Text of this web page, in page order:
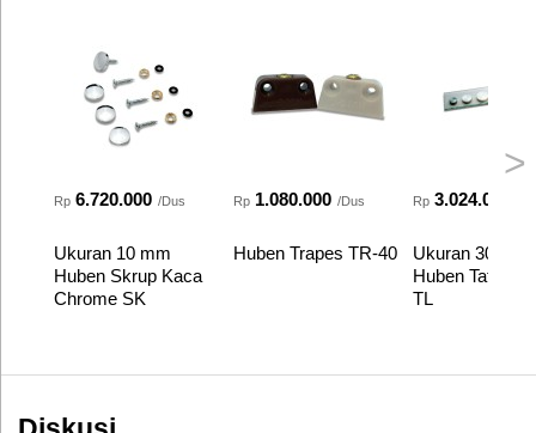
>
Rp 6.720.000 /Dus
Ukuran 10 mm
Huben Skrup Kaca
Chrome SK
Rp 1.080.000 /Dus
Huben Trapes TR-40
Rp 3.024.000
Ukuran 30 x
Huben Tatakan
TL